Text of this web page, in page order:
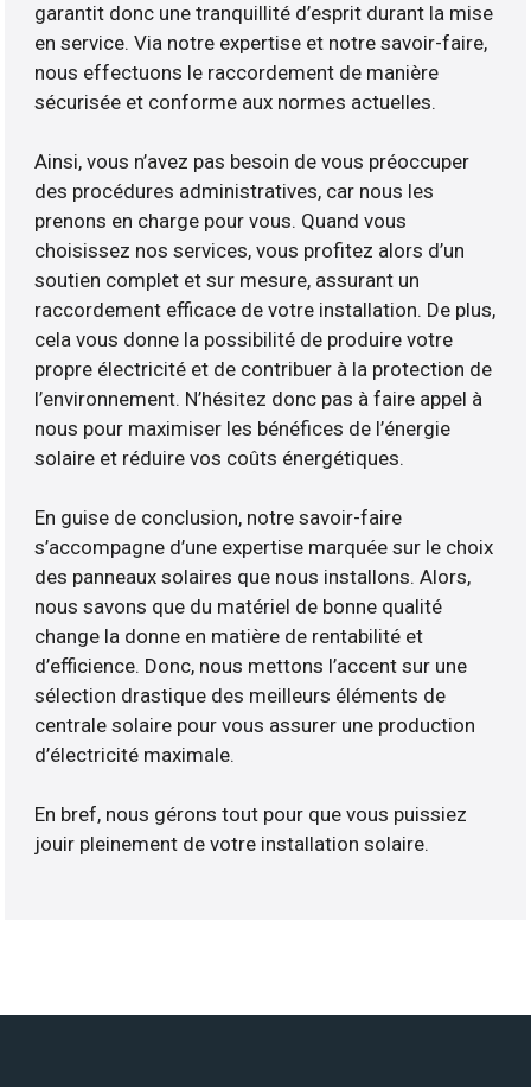
garantit donc une tranquillité d’esprit durant la mise
en service. Via notre expertise et notre savoir-faire,
nous effectuons le raccordement de manière
sécurisée et conforme aux normes actuelles.
Ainsi, vous n’avez pas besoin de vous préoccuper
des procédures administratives, car nous les
prenons en charge pour vous. Quand vous
choisissez nos services, vous profitez alors d’un
soutien complet et sur mesure, assurant un
raccordement efficace de votre installation. De plus,
cela vous donne la possibilité de produire votre
propre électricité et de contribuer à la protection de
l’environnement. N’hésitez donc pas à faire appel à
nous pour maximiser les bénéfices de l’énergie
solaire et réduire vos coûts énergétiques.
En guise de conclusion, notre savoir-faire
s’accompagne d’une expertise marquée sur le choix
des panneaux solaires que nous installons. Alors,
nous savons que du matériel de bonne qualité
change la donne en matière de rentabilité et
d’efficience. Donc, nous mettons l’accent sur une
sélection drastique des meilleurs éléments de
centrale solaire pour vous assurer une production
d’électricité maximale.
En bref, nous gérons tout pour que vous puissiez
jouir pleinement de votre installation solaire.